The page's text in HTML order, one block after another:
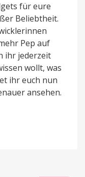
für eure
Beliebtheit.
Pep auf
ihr jederzeit
wollt, was
ihr euch nun
ansehen.